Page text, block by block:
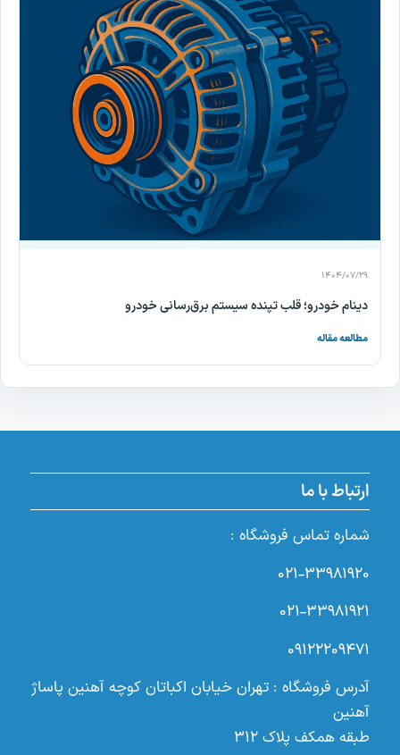
۱۴۰۴/۰۷/۲۹
دینام خودرو؛ قلب تپنده سیستم برق‌رسانی خودرو
مطالعه مقاله
ارتباط با ما
شماره تماس فروشگاه :
۰۲۱-۳۳۹۸۱۹۲۰
۰۲۱-۳۳۹۸۱۹۲۱
۰۹۱۲۲۲۰۹۴۷۱
آدرس فروشگاه : تهران خیابان اکباتان کوچه آهنین پاساژ
آهنین
طبقه همکف پلاک ۳۱۲